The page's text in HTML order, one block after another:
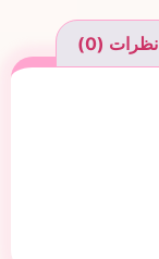
نظرات (0)